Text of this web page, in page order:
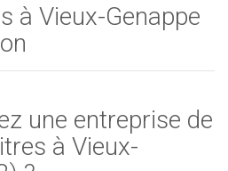
à Vieux-Genappe
une entreprise de
à Vieux-